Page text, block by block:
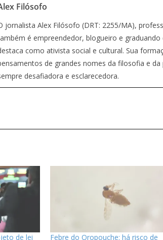
Filósofo
jornalista Alex Filósofo (DRT: 2255/MA),
é empreendedor, blogueiro e
como ativista social e cultural. Sua
de grandes nomes da filosofia e
desafiadora e esclarecedora.
de lei Febre do Oropouche: há risco de